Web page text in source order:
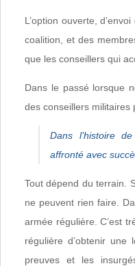
L’option ouverte,
coalition, et des
que les conseillers qui
Dans le passé lorsque
des conseillers militaires
Dans l’histoire
affronté avec
Tout dépend du terrain.
ne peuvent rien faire.
armée régulière. C’est
régulière d’obtenir une
preuves et les